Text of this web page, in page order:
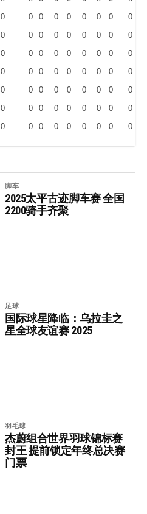
0 0 0 0 0 0 0 0
0
0 0 0 0 0 0 0 0
0
0 0 0 0 0 0 0 0
0
0 0 0 0 0 0 0 0
0
0 0 0 0 0 0 0 0
0
0 0 0 0 0 0 0 0
0
0 0 0 0 0 0 0 0 0
脚车
2025太平古迹脚车赛 全国
2200骑手齐聚
足球
国际球星降临：乌拉圭之
星全球友谊赛 2025
羽毛球
杰蔚组合世界羽球锦标赛
封王 提前锁定年终总决赛
门票